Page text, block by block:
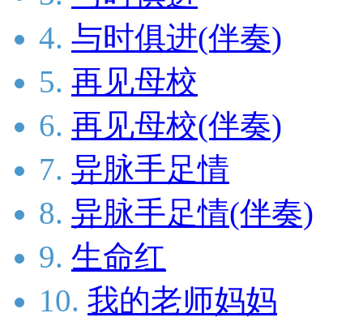
4. 与时俱进(伴奏)
5. 再见母校
6. 再见母校(伴奏)
7. 异脉手足情
8. 异脉手足情(伴奏)
9. 生命红
10. 我的老师妈妈